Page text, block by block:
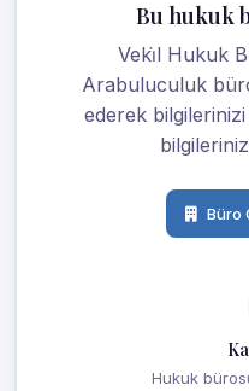
Bu hukuk
Veki̇l Hukuk
Arabuluculuk
ederek
Büro
Hukuk